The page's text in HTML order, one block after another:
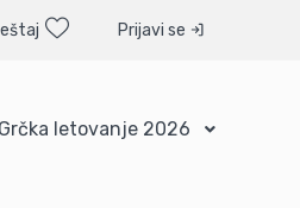
Prijavi se
Grčka letovanje 2026